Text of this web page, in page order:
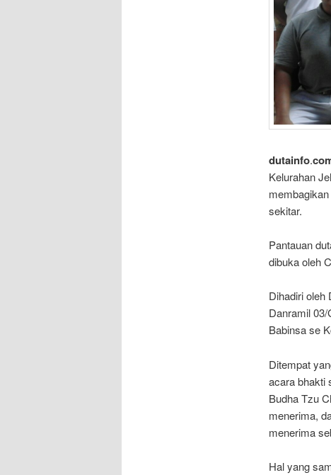
dutainfo.
Kelurahan
sekitar.
Pantauan
dibuka oleh
Dihadiri oleh
Danramil
Babinsa se
Ditempat
acara bhakti
Budha Tzu
menerima,
menerima
Hal yang